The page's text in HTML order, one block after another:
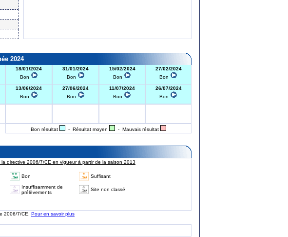
2024
18/01/2024
Bon
31/01/2024
Bon
15/02/2024
Bon
27/02/2024
Bon
13/06/2024
Bon
27/06/2024
Bon
11/07/2024
Bon
26/07/2024
Bon
Bon résultat - Résultat moyen - Mauvais résultat
la directive 2006/7/CE en vigueur à partir de la saison 2013
Bon Suffisant
Insuffisamment de
prélèvements
Site non classé
2006/7/CE. Pour en savoir plus